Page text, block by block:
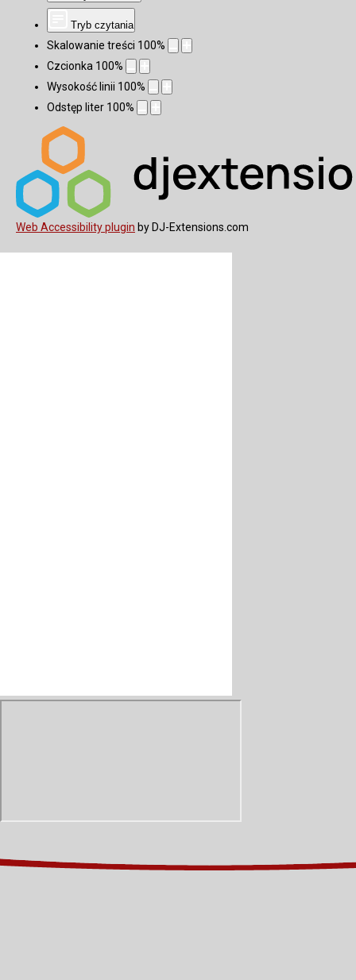
Tryb czytania
Skalowanie treści 100%
Czcionka 100%
Wysokość linii 100%
Odstęp liter 100%
Web Accessibility plugin by DJ-Extensions.com